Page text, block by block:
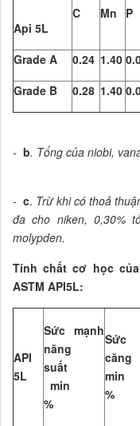
Api 5L
C Mn P
Grade A 0.24 1.40
Grade B
0.28 1.40
- b. Tổng của niobi,
-c. Trừ khi có thoả
đa cho niken, 0,30%
molypden.
Tính chất cơ học của
ASTM API5L:
API
5L
Sức mạnh
năng
suất
min
%
Sức
căng
min
%